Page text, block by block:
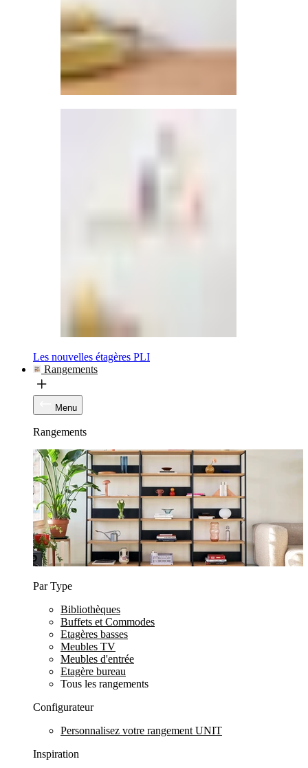
Les nouvelles étagères PLI
Rangements
Menu
Rangements
Par Type
Bibliothèques
Buffets et Commodes
Etagères basses
Meubles TV
Meubles d'entrée
Etagère bureau
Tous les rangements
Configurateur
Personnalisez votre rangement UNIT
Inspiration